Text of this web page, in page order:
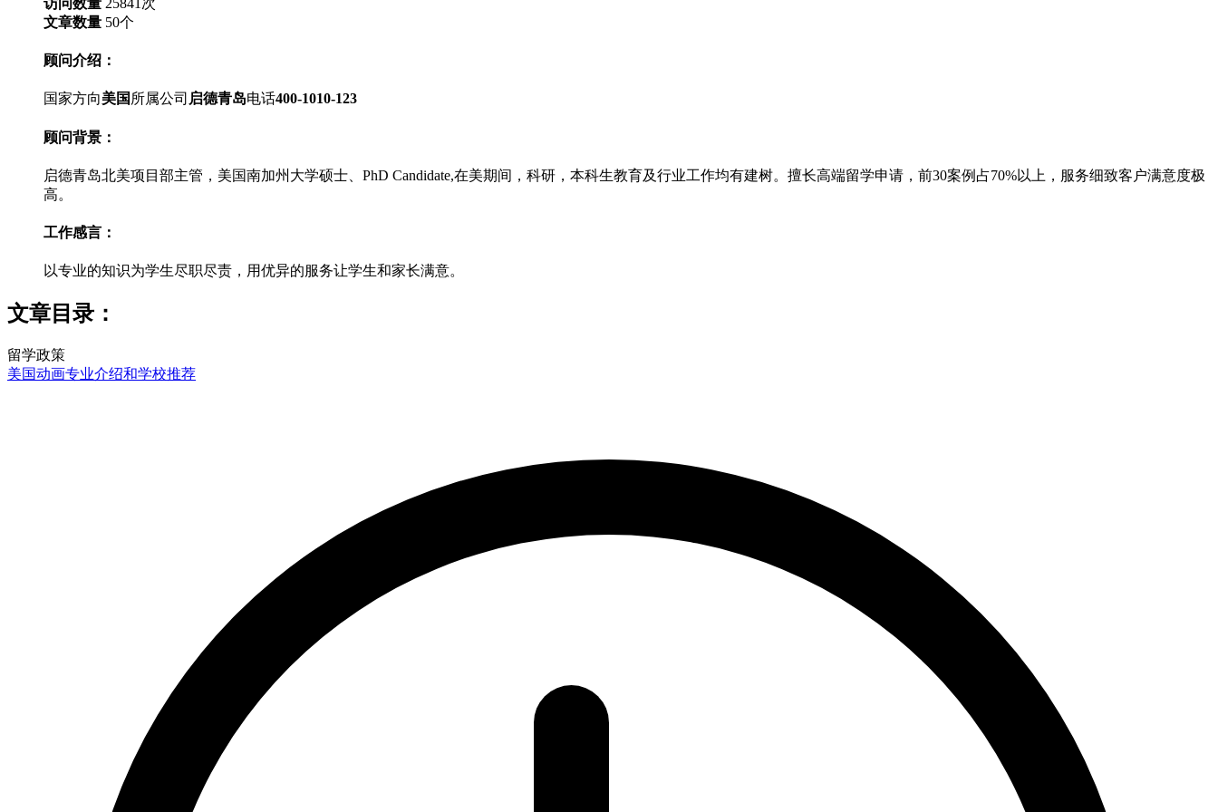
文章数量 50个
顾问介绍：
国家方向美国 所属公司 启德青岛电话400-1010-123
顾问背景：
启德青岛北美项目部主管，美国南加州大学硕士、PhD Candidate,在美期间，科研，本科生教育及行业工作均有建树。擅长高端留学申请，前30案例占70%以上，服务细致客户满意度极
高。
工作感言：
以专业的知识为学生尽职尽责，用优异的服务让学生和家长满意。
文章目录：
留学政策
美国动画专业介绍和学校推荐